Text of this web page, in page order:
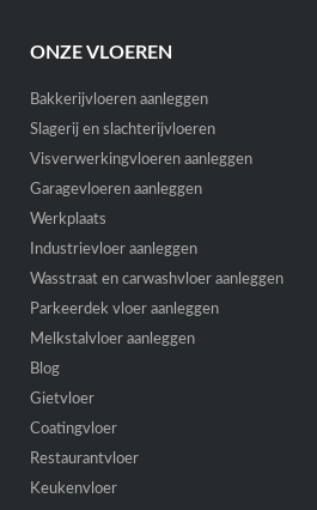
ONZE VLOEREN
Bakkerijvloeren aanleggen
Slagerij en slachterijvloeren
Visverwerkingvloeren aanleggen
Garagevloeren aanleggen
Werkplaats
Industrievloer aanleggen
Wasstraat en carwashvloer aanleggen
Parkeerdek vloer aanleggen
Melkstalvloer aanleggen
Blog
Gietvloer
Coatingvloer
Restaurantvloer
Keukenvloer